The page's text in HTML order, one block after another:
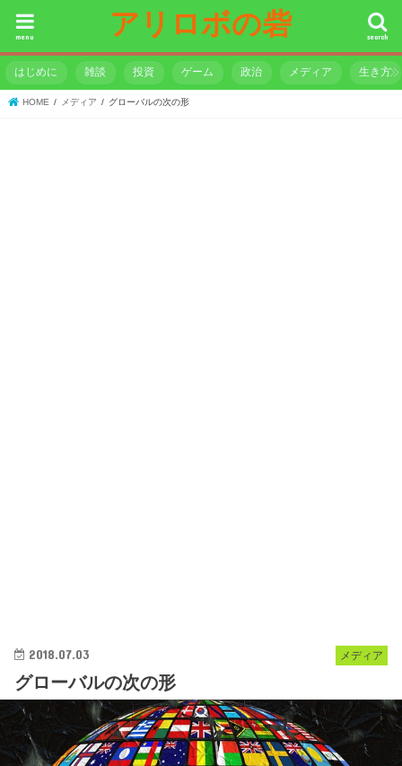
アリロボの砦 search
menu
はじめに 雑談 投資 ゲーム 政治 メディア 生き方
HOME メディア グローバルの次の形
メディア
2018.07.03
グローバルの次の形